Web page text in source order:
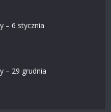
– 6 stycznia
– 29 grudnia